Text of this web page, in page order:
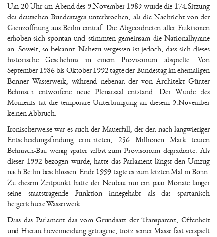
Um 20 Uhr am Abend des 9.November 1989 wurde die 174.Sitzung
des deutschen Bundestages unterbrochen, als die Nachricht von der
Grenzöffnung aus Berlin eintraf. Die Abgeordneten aller Fraktionen
erhoben sich spontan und stimmten gemeinsam die Nationalhymne
an. Soweit, so bekannt. Nahezu vergessen ist jedoch, dass sich dieses
historische Geschehnis in einem Provisorium abspielte. Von
September 1986 bis Oktober 1992 tagte der Bundestag im ehemaligen
Bonner Wasserwerk, während nebenan der von Architekt Günter
Behnisch entworfene neue Plenarsaal entstand. Der Würde des
Moments tat die temporäre Unterbringung an diesem 9.November
keinen Abbruch.
Ironischerweise war es auch der Mauerfall, der den nach langwieriger
Entscheidungsfindung errichteten, 256 Millionen Mark teuren
Behnisch-Bau wenig später selbst zum Provisorium degradierte. Als
dieser 1992 bezogen wurde, hatte das Parlament längst den Umzug
nach Berlin beschlossen, Ende 1999 tagte es zum letzten Mal in Bonn.
Zu diesem Zeitpunkt hatte der Neubau nur ein paar Monate länger
seine staatstragende Funktion innegehabt als das spartanisch
hergerichtete Wasserwerk.
Dass das Parlament das vom Grundsatz der Transparenz, Offenheit
und Hierarchievermeidung getragene, trotz seiner Masse fast verspielt